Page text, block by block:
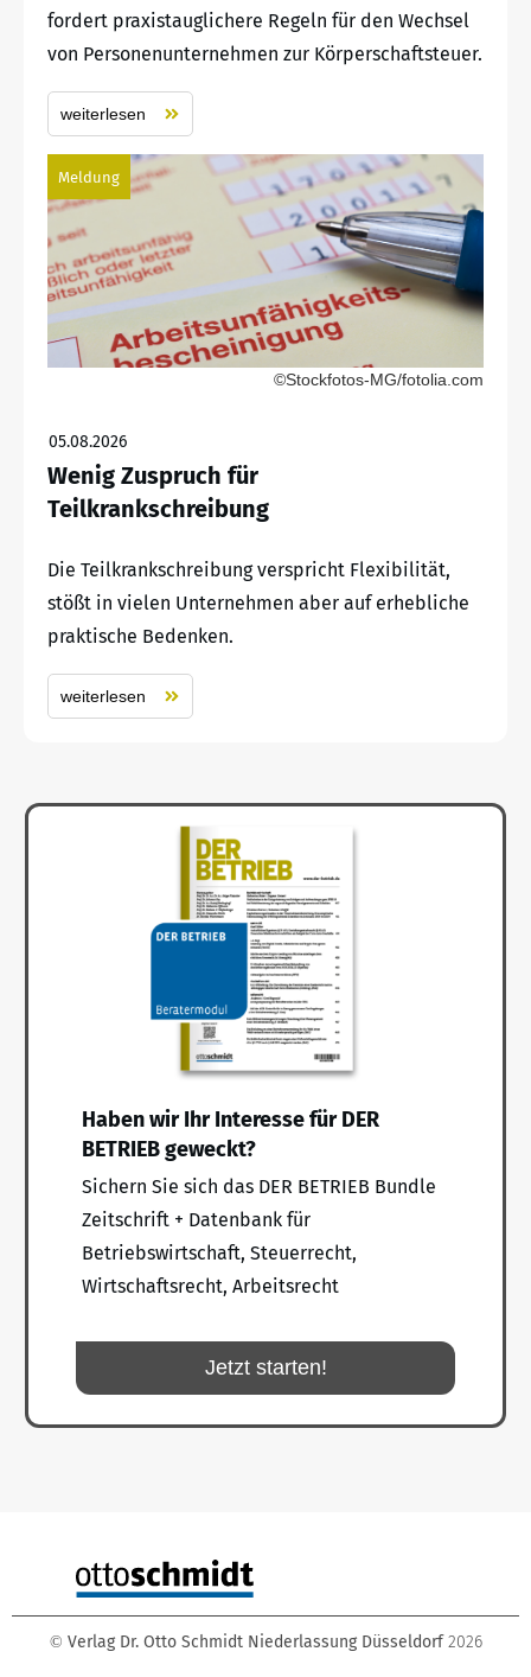
fordert praxistauglichere Regeln für den Wechsel
von Personenunternehmen zur Körperschaftsteuer.
weiterlesen
Meldung
©Stockfotos-MG/fotolia.com
05.08.2026
Wenig Zuspruch für
Teilkrankschreibung
Die Teilkrankschreibung verspricht Flexibilität,
stößt in vielen Unternehmen aber auf erhebliche
praktische Bedenken.
weiterlesen
Haben wir Ihr Interesse für DER
BETRIEB geweckt?
Sichern Sie sich das DER BETRIEB Bundle
Zeitschrift + Datenbank für
Betriebswirtschaft, Steuerrecht,
Wirtschaftsrecht, Arbeitsrecht
Jetzt starten!
© Verlag Dr. Otto Schmidt Niederlassung Düsseldorf 2026